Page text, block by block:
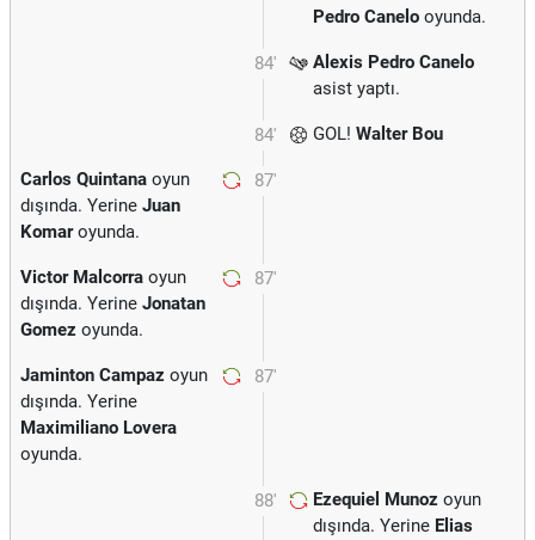
Pedro Canelo oyunda.
84'
Alexis Pedro Canelo
asist yaptı.
84' GOL! Walter Bou
87'
Carlos Quintana oyun
dışında. Yerine Juan
Komaroyunda.
87'
Victor Malcorra oyun
dışında. Yerine Jonatan
Gomez oyunda.
87'
Jaminton Campaz oyun
dışında. Yerine
Maximiliano Lovera
oyunda.
88' Ezequiel Munoz oyun
dışında. Yerine Elias